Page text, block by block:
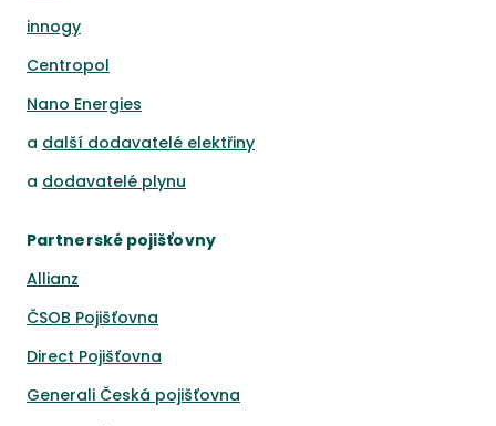
innogy
Centropol
Nano Energies
a další dodavatelé elektřiny
a dodavatelé plynu
Partnerské pojišťovny
Allianz
ČSOB Pojišťovna
Direct Pojišťovna
Generali Česká pojišťovna